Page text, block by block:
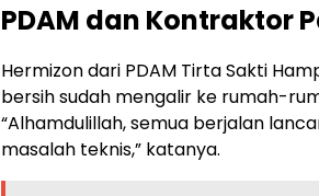
PDAM dan Kontraktor
Hermizon dari PDAM Tirta Sakti
bersih sudah mengalir ke rumah-
“Alhamdulillah, semua berjalan
masalah teknis,” katanya.